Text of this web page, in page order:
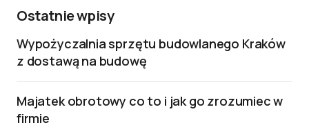
Ostatnie wpisy
Wypożyczalnia sprzętu budowlanego Kraków
z dostawą na budowę
Majatek obrotowy co to i jak go zrozumiec w
firmie